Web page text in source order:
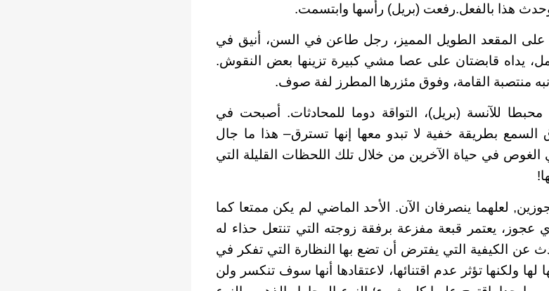
وحدث هذا بالفعل.رفعت (بريل) رأسها وابتسمت.
المقعد الطويل المميز، رجل طاعن في السن، أنيق في
يداه قابضتان على عصا مشي كبيرة تزينها بعض النقوش.
منتصبة القامة، وفوق مئزرها المطرز لفة صوف.
للآنسة (بريل)، التواقة دوما للمحادثات. أصبحت في
السمع بطريقة خفية لا تبدو معها إنها تسترق– هذا ما جال
الغوص في حياة الآخرين من خلال تلك اللحظات القليلة التي
لعلهما ينصرفان الآن. الأحد الماضي لم يكن ممتعا كما
عجوز، يعتمر قبعة مفزعة برفقة زوجته التي تنتعل حذاء له
عن الكيفية التي يفترض أن تضع بها النظارة التي تفكر في
لها ولكنها تؤثر عدم اقتنائها، لاعتقادها أنها سوف تنكسر ولن